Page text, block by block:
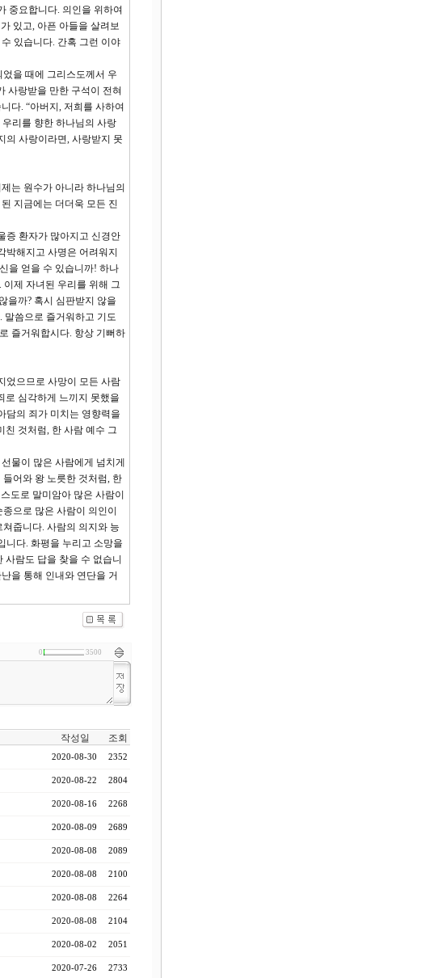
중요합니다. 의인을 위하여
있고, 아픈 아들을 살려보
있습니다. 간혹 그런 이야
을 때에 그리스도께서 우
사랑받을 만한 구석이 전혀
다. “아버지, 저희를 사하여
리를 향한 하나님의 사랑
의 사랑이라면, 사랑받지 못
는 원수가 아니라 하나님의
지금에는 더더욱 모든 진
증 환자가 많아지고 신경안
박해지고 사명은 어려워지
을 얻을 수 있습니까! 하나
제 자녀된 우리를 위해 그
을까? 혹시 심판받지 않을
말씀으로 즐거워하고 기도
즐거워합시다. 항상 기뻐하
었으므로 사망이 모든 사람
로 심각하게 느끼지 못했을
담의 죄가 미치는 영향력을
친 것처럼, 한 사람 예수 그
물이 많은 사람에게 넘치게
어와 왕 노릇한 것처럼, 한
도로 말미암아 많은 사람이
으로 많은 사람이 의인이
줍니다. 사람의 의지와 능
니다. 화평을 누리고 소망을
람도 답을 찾을 수 없습니
을 통해 인내와 연단을 거
0 3500
작성일 조회
2020-08-30 2352
2020-08-22 2804
2020-08-16 2268
2020-08-09 2689
2020-08-08 2089
2020-08-08 2100
2020-08-08 2264
2020-08-08 2104
2020-08-02 2051
2020-07-26 2733